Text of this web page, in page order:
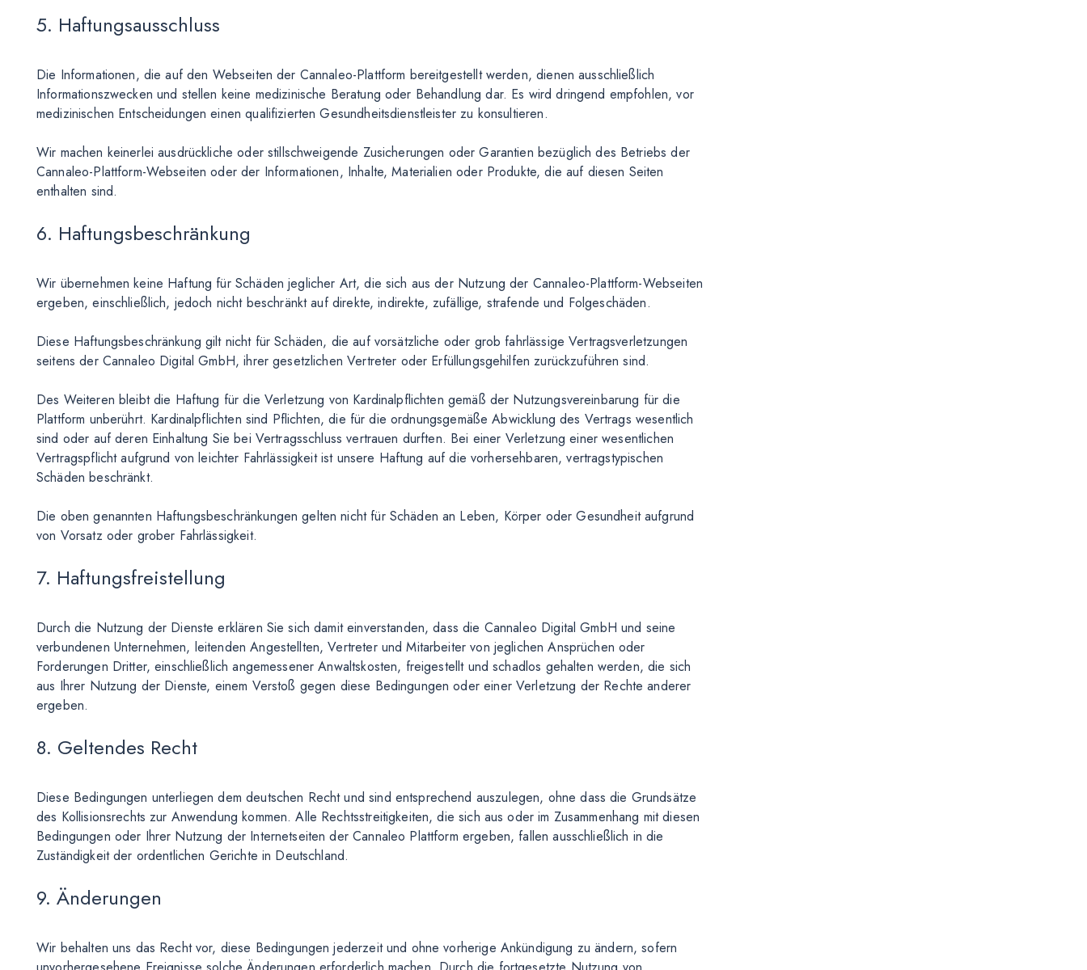
5. Haftungsausschluss
Die Informationen, die auf den Webseiten der Cannaleo-Plattform bereitgestellt werden, dienen ausschließlich
Informationszwecken und stellen keine medizinische Beratung oder Behandlung dar. Es wird dringend empfohlen, vor
medizinischen Entscheidungen einen qualifizierten Gesundheitsdienstleister zu konsultieren.
Wir machen keinerlei ausdrückliche oder stillschweigende Zusicherungen oder Garantien bezüglich des Betriebs der
Cannaleo-Plattform-Webseiten oder der Informationen, Inhalte, Materialien oder Produkte, die auf diesen Seiten
enthalten sind.
6. Haftungsbeschränkung
Wir übernehmen keine Haftung für Schäden jeglicher Art, die sich aus der Nutzung der Cannaleo-Plattform-Webseiten
ergeben, einschließlich, jedoch nicht beschränkt auf direkte, indirekte, zufällige, strafende und Folgeschäden.
Diese Haftungsbeschränkung gilt nicht für Schäden, die auf vorsätzliche oder grob fahrlässige Vertragsverletzungen
seitens der Cannaleo Digital GmbH, ihrer gesetzlichen Vertreter oder Erfüllungsgehilfen zurückzuführen sind.
Des Weiteren bleibt die Haftung für die Verletzung von Kardinalpflichten gemäß der Nutzungsvereinbarung für die
Plattform unberührt. Kardinalpflichten sind Pflichten, die für die ordnungsgemäße Abwicklung des Vertrags wesentlich
sind oder auf deren Einhaltung Sie bei Vertragsschluss vertrauen durften. Bei einer Verletzung einer wesentlichen
Vertragspflicht aufgrund von leichter Fahrlässigkeit ist unsere Haftung auf die vorhersehbaren, vertragstypischen
Schäden beschränkt.
Die oben genannten Haftungsbeschränkungen gelten nicht für Schäden an Leben, Körper oder Gesundheit aufgrund
von Vorsatz oder grober Fahrlässigkeit.
7. Haftungsfreistellung
Durch die Nutzung der Dienste erklären Sie sich damit einverstanden, dass die Cannaleo Digital GmbH und seine
verbundenen Unternehmen, leitenden Angestellten, Vertreter und Mitarbeiter von jeglichen Ansprüchen oder
Forderungen Dritter, einschließlich angemessener Anwaltskosten, freigestellt und schadlos gehalten werden, die sich
aus Ihrer Nutzung der Dienste, einem Verstoß gegen diese Bedingungen oder einer Verletzung der Rechte anderer
ergeben.
8. Geltendes Recht
Diese Bedingungen unterliegen dem deutschen Recht und sind entsprechend auszulegen, ohne dass die Grundsätze
des Kollisionsrechts zur Anwendung kommen. Alle Rechtsstreitigkeiten, die sich aus oder im Zusammenhang mit diesen
Bedingungen oder Ihrer Nutzung der Internetseiten der Cannaleo Plattform ergeben, fallen ausschließlich in die
Zuständigkeit der ordentlichen Gerichte in Deutschland.
9. Änderungen
Wir behalten uns das Recht vor, diese Bedingungen jederzeit und ohne vorherige Ankündigung zu ändern, sofern